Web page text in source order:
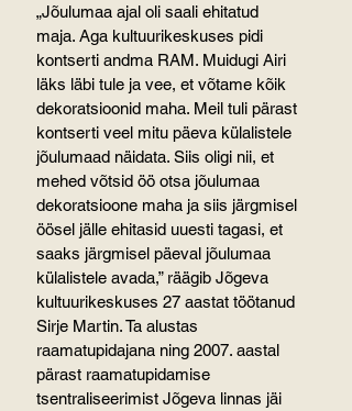
„Jõulumaa ajal oli saali ehitatud
maja. Aga kultuurikeskuses pidi
kontserti andma RAM. Muidugi Airi
läks läbi tule ja vee, et võtame kõik
dekoratsioonid maha. Meil tuli pärast
kontserti veel mitu päeva külalistele
jõulumaad näidata. Siis oligi nii, et
mehed võtsid öö otsa jõulumaa
dekoratsioone maha ja siis järgmisel
öösel jälle ehitasid uuesti tagasi, et
saaks järgmisel päeval jõulumaa
külalistele avada,” räägib Jõgeva
kultuurikeskuses 27 aastat töötanud
Sirje Martin. Ta alustas
raamatupidajana ning 2007. aastal
pärast raamatupidamise
tsentraliseerimist Jõgeva linnas jäi